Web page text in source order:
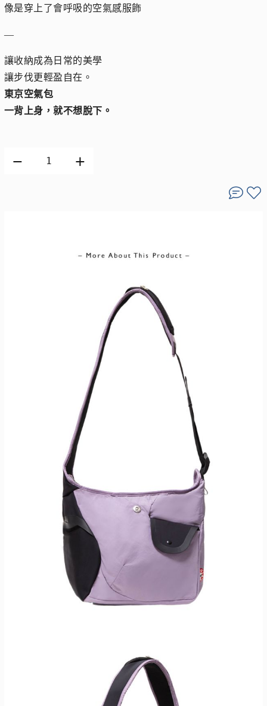
像是穿上了會呼吸的空氣感服飾
—
讓收納成為日常的美學
讓步伐更輕盈自在。
東京空氣包
一背上身，就不想脫下。